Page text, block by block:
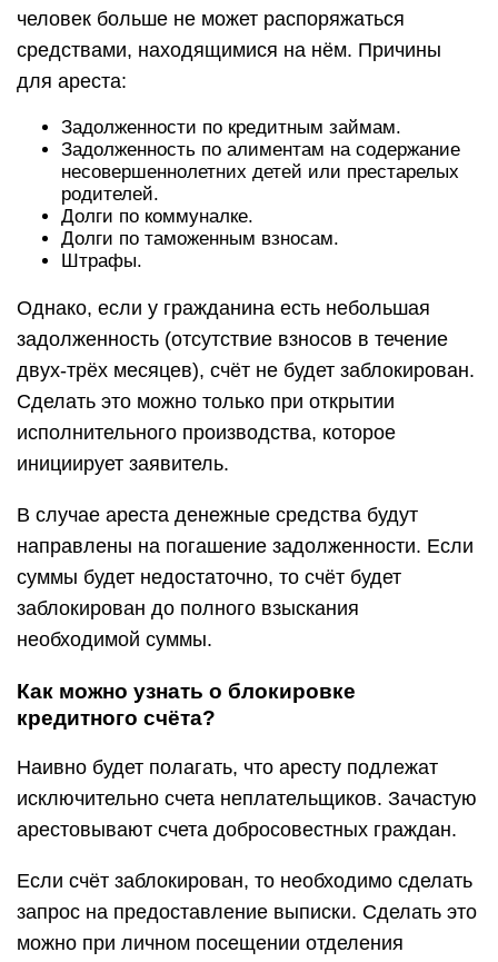
человек больше не может распоряжаться
средствами, находящимися на нём. Причины
для ареста:
Задолженности по кредитным займам.
Задолженность по алиментам на содержание
несовершеннолетних детей или престарелых
родителей.
Долги по коммуналке.
Долги по таможенным взносам.
Штрафы.
Однако, если у гражданина есть небольшая
задолженность (отсутствие взносов в течение
двух-трёх месяцев), счёт не будет заблокирован.
Сделать это можно только при открытии
исполнительного производства, которое
инициирует заявитель.
В случае ареста денежные средства будут
направлены на погашение задолженности. Если
суммы будет недостаточно, то счёт будет
заблокирован до полного взыскания
необходимой суммы.
Как можно узнать о блокировке
кредитного счёта?
Наивно будет полагать, что аресту подлежат
исключительно счета неплательщиков. Зачастую
арестовывают счета добросовестных граждан.
Если счёт заблокирован, то необходимо сделать
запрос на предоставление выписки. Сделать это
можно при личном посещении отделения